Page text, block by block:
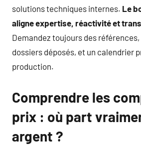
solutions techniques internes. Le
aligne expertise, réactivité et
Demandez toujours des
dossiers déposés, et un calendrier
production.
Comprendre les
prix : où part
argent ?